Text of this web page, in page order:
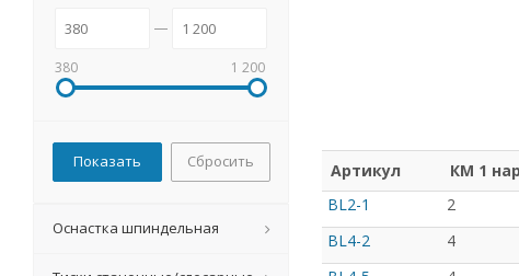
Артикул КМ 1
BL2-1
2
BL4-2
4
380 1 200
Сбросить
Оснастка шпиндельная